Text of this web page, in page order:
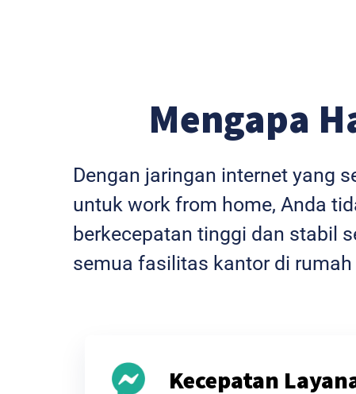
Mengapa
Dengan jaringan internet yang
untuk work from home, Anda
berkecepatan tinggi dan stabil
semua fasilitas kantor di
Kecepatan